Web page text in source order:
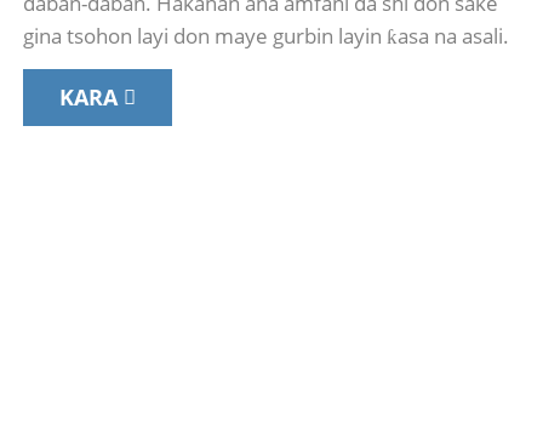
gina tsohon layi don maye gurbin layin ƙasa na asali.
KARA